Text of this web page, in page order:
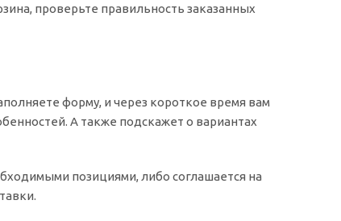
проверьте правильность заказанных
форму, и через короткое время вам
А также подскажет о вариантах
позициями, либо соглашается на